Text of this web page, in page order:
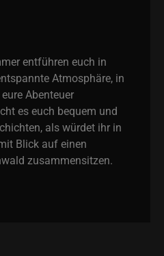
entführen euch in
Atmosphäre, in
Abenteuer
es euch bequem und
als würdet ihr in
Blick auf einen
zusammensitzen.